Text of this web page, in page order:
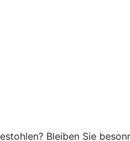
Bleiben Sie